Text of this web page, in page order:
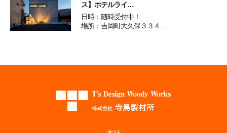
ス】ホテルライ…
日時：随時受付中！
場所：吉岡町大久保３３４…